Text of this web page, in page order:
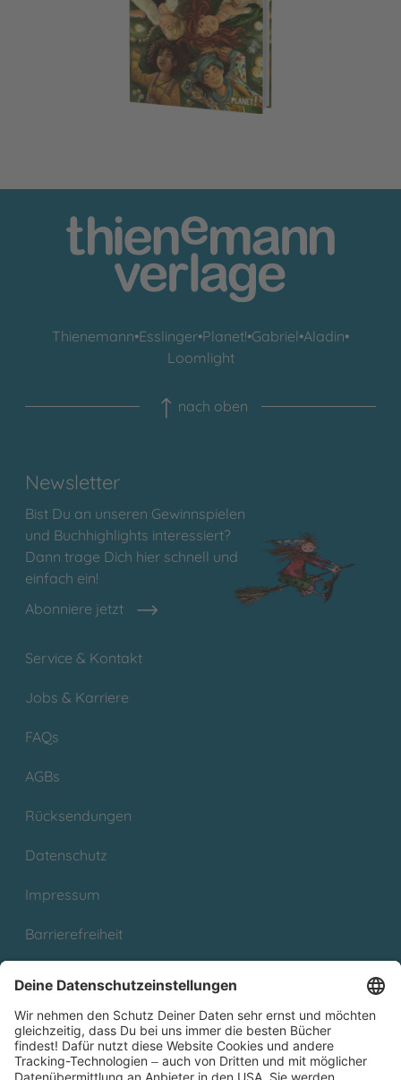
Ein Mädchen namens Willow: Mein Willow-Freundebuch
Thienemann•Esslinger•Planet!•Gabriel•Aladin•
Loomlight
nach oben
Newsletter
Bist Du an unseren Gewinnspielen
und Buchhighlights interessiert?
Dann trage Dich hier schnell und
einfach ein!
Abonniere jetzt
Service & Kontakt
Jobs & Karriere
FAQs
AGBs
Rücksendungen
Datenschutz
Impressum
Barrierefreiheit
Partnerprogramm (Affiliate)